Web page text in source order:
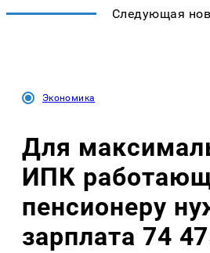
Следующая
Экономика
Для
ИПК
пенсионеру
зарплата 74